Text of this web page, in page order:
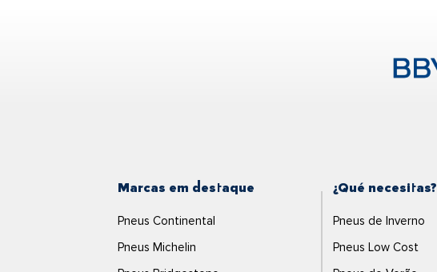
Marcas em destaque
Pneus Continental
Pneus Michelin
¿Qué necesitas?
Pneus de Inverno
Pneus Low Cost